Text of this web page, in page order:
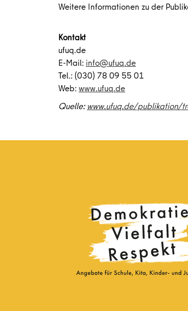
Weitere Informationen zu der
Kontakt
ufuq.de
E-Mail: info@ufuq.de
Tel.: (030) 78 09 55 01
Web:www.ufuq.de
Quelle: www.ufuq.de/publikation/